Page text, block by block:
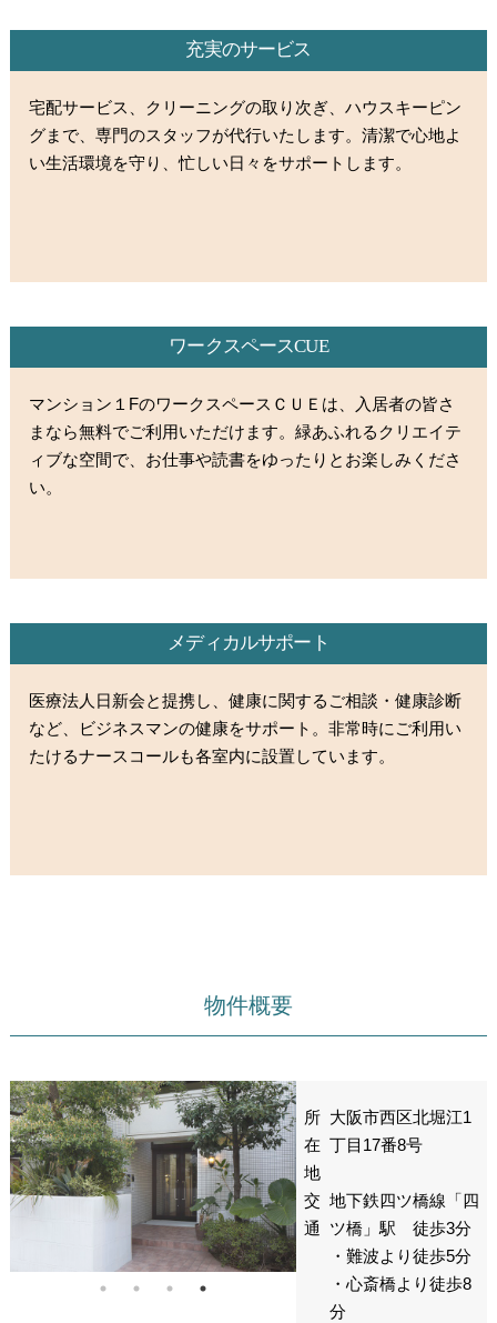
充実のサービス
宅配サービス、クリーニングの取り次ぎ、ハウスキーピン
グまで、専門のスタッフが代行いたします。清潔で心地よ
い生活環境を守り、忙しい日々をサポートします。
ワークスペースCUE
マンション１FのワークスペースＣＵＥは、入居者の皆さ
まなら無料でご利用いただけます。緑あふれるクリエイテ
ィブな空間で、お仕事や読書をゆったりとお楽しみくださ
い。
メディカルサポート
医療法人日新会と提携し、健康に関するご相談・健康診断
など、ビジネスマンの健康をサポート。非常時にご利用い
たけるナースコールも各室内に設置しています。
物件概要
所
在
地
大阪市西区北堀江1
丁目17番8号
交
通
地下鉄四ツ橋線「四
ツ橋」駅 徒歩3分
・難波より徒歩5分
・心斎橋より徒歩8
分